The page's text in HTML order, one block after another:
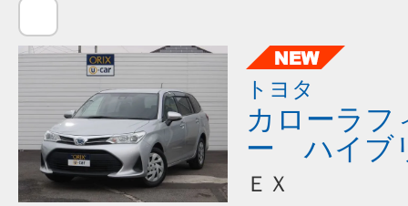
トヨタ
カローラフ
ー ハイブ
ＥＸ